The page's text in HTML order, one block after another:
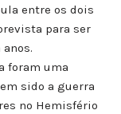
entre os dois
para ser
foram uma
sido a guerra
no Hemisfério